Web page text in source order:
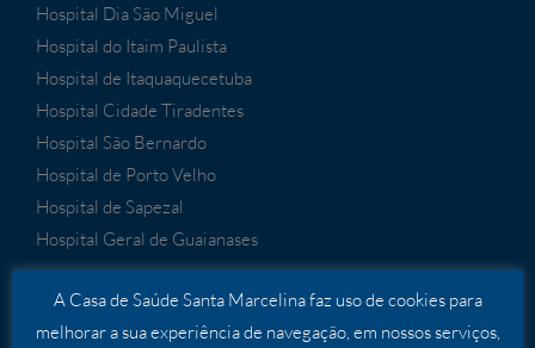
Hospital Dia São Miguel
Hospital do Itaim Paulista
Hospital de Itaquaquecetuba
Hospital Cidade Tiradentes
Hospital São Bernardo
Hospital de Porto Velho
Hospital de Sapezal
Hospital Geral de Guaianases
SERVIÇOS
A Casa de Saúde Santa Marcelina faz uso de cookies para
melhorar a sua experiência de navegação, em nossos serviços,